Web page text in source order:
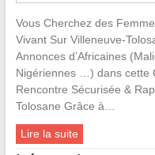
Vous Cherchez des
Vivant Sur Villeneuve-
Annonces d’Africaines
Nigériennes …) dans cette
Rencontre Sécurisée &
Tolosane Grâce à…
Lire la suite